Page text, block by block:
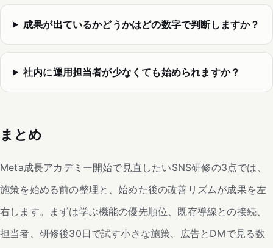
成果が出ているかどうかはどの数字で判断しますか？
社内に運用担当者が少なくても始められますか？
まとめ
Meta成長アカデミー開始で見直したいSNS研修の3点では、
施策を始める前の整理と、始めた後の改善リズムが成果を左
右します。まずは学ぶ機能の優先順位、既存導線との接続、
担当者、研修後30日で試す小さな施策、広告とDMで見る数